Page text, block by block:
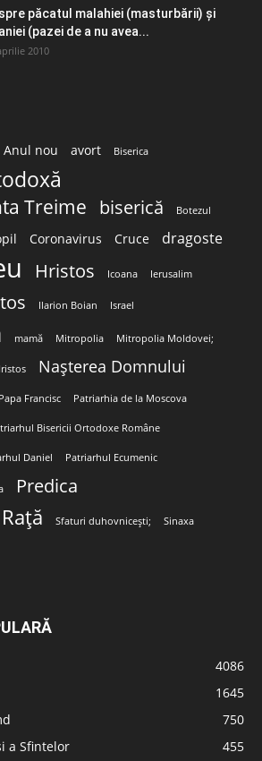
păcatul malahiei (masturbării) şi
(pazei de a nu avea...
2010
Anul nou avort Biserica
Treime biserică Botezul
Coronavirus Cruce dragoste
Hristos Icoana Ierusalim
Ilarion Boian Israel
mamă Mitropolia Mitropolia Moldovei;
Nașterea Domnului
Papa Francisc Patriarhia de la Moscova
Bisericii Ortodoxe Române
Daniel Patriarhul Ecumenic
Predica
Sfaturi duhovnicești; Sinaxa
4086
1645
750
a Sfintelor
455